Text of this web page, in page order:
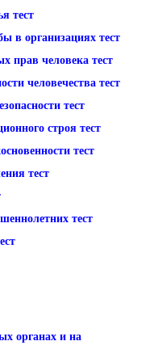
тест
в организациях тест
прав человека тест
человечества тест
тест
строя тест
тест
тест
тест
органах и на